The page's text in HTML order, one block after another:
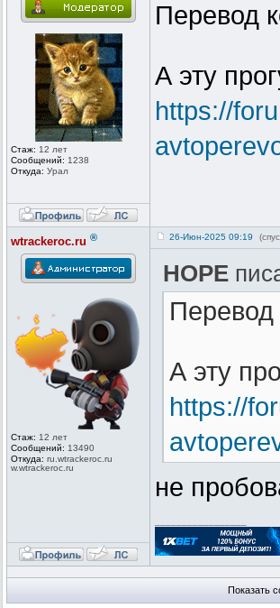
Стаж: 12 лет
Сообщений: 1238
Откуда: Урал
Перевод
А эту
https://
wtrackeroc.ru ®
Стаж: 12 лет
Сообщений: 13490
Откуда: ru.wtrackeroc.ru
w.wtrackeroc .ru
26-Июн-2025 09:19
HOPE
Перевод
А эту
https://
не
Показать